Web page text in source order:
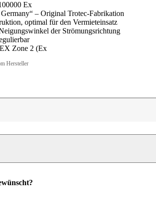
Ex
– Original Trotec-Fabrikation
optimal für den Vermieteinsatz
der Strömungsrichtung
Zone 2 (Ex
Hersteller